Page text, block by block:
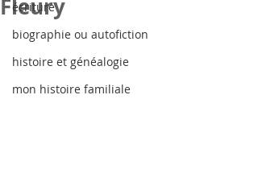
écriture
biographie ou autofiction
histoire et généalogie
mon histoire familiale
Fleury